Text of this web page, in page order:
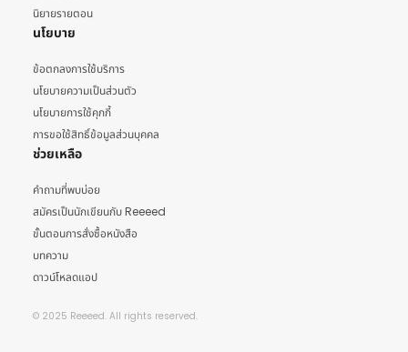
นิยายรายตอน
นโยบาย
ข้อตกลงการใช้บริการ
นโยบายความเป็นส่วนตัว
นโยบายการใช้คุกกี้
การขอใช้สิทธิ์ข้อมูลส่วนบุคคล
ช่วยเหลือ
คำถามที่พบบ่อย
สมัครเป็นนักเขียนกับ Reeeed
ขั้นตอนการสั่งซื้อหนังสือ
บทความ
ดาวน์โหลดแอป
© 2025 Reeeed. All rights reserved.